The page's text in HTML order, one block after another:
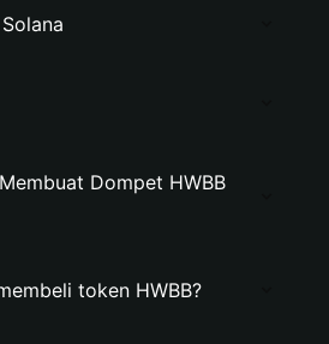
Dompet HWBB
token HWBB?